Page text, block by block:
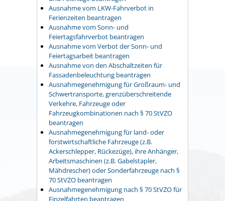
Ausnahme vom LKW-Fahrverbot in
Ferienzeiten beantragen
Ausnahme vom Sonn- und
Feiertagsfahrverbot beantragen
Ausnahme vom Verbot der Sonn- und
Feiertagsarbeit beantragen
Ausnahme von den Abschaltzeiten für
Fassadenbeleuchtung beantragen
Ausnahmegenehmigung für Großraum- und
Schwertransporte, grenzüberschreitende
Verkehre, Fahrzeuge oder
Fahrzeugkombinationen nach § 70 StVZO
beantragen
Ausnahmegenehmigung für land- oder
forstwirtschaftliche Fahrzeuge (z.B.
Ackerschlepper, Rückezüge), ihre Anhänger,
Arbeitsmaschinen (z.B. Gabelstapler,
Mähdrescher) oder Sonderfahrzeuge nach §
70 StVZO beantragen
Ausnahmegenehmigung nach § 70 StVZO für
Einzelfahrten beantragen